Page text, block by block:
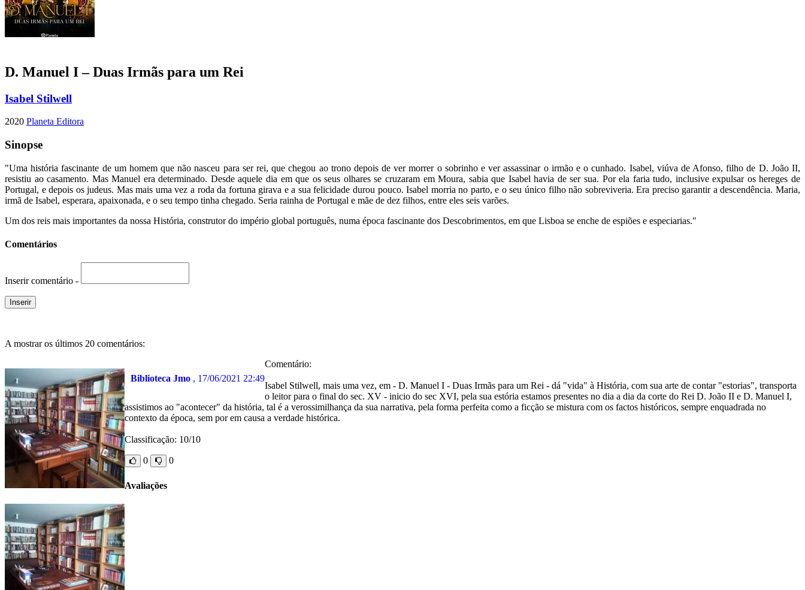
D. Manuel I – Duas Irmãs para um Rei
Isabel Stilwell
2020 Planeta Editora
Sinopse
"Uma história fascinante de um homem que não nasceu para ser rei, que chegou ao trono depois de ver morrer o sobrinho e ver assassinar o irmão e o cunhado. Isabel, viúva de Afonso, filho de D. João II,
resistiu ao casamento. Mas Manuel era determinado. Desde aquele dia em que os seus olhares se cruzaram em Moura, sabia que Isabel havia de ser sua. Por ela faria tudo, inclusive expulsar os hereges de
Portugal, e depois os judeus. Mas mais uma vez a roda da fortuna girava e a sua felicidade durou pouco. Isabel morria no parto, e o seu único filho não sobreviveria. Era preciso garantir a descendência. Maria,
irmã de Isabel, esperara, apaixonada, e o seu tempo tinha chegado. Seria rainha de Portugal e mãe de dez filhos, entre eles seis varões.
Um dos reis mais importantes da nossa História, construtor do império global português, numa época fascinante dos Descobrimentos, em que Lisboa se enche de espiões e especiarias."
Comentários
Inserir comentário -
A mostrar os últimos 20 comentários:
Biblioteca Jmo , 17/06/2021 22:49
Comentário:
Isabel Stilwell, mais uma vez, em - D. Manuel I - Duas Irmãs para um Rei - dá "vida" à História, com sua arte de contar "estorias", transporta
o leitor para o final do sec. XV - inicio do sec XVI, pela sua estória estamos presentes no dia a dia da corte do Rei D. João II e D. Manuel I,
assistimos ao "acontecer" da história, tal é a verossimilhança da sua narrativa, pela forma perfeita como a ficção se mistura com os factos históricos, sempre enquadrada no
contexto da época, sem por em causa a verdade histórica.
Classificação: 10/10
0 0
Avaliações